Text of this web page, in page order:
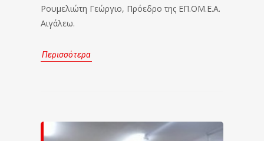
Ρουμελιώτη Γεώργιο, Πρόεδρο της ΕΠ.ΟΜ.Ε.Α.
Αιγάλεω.
Περισσότερα